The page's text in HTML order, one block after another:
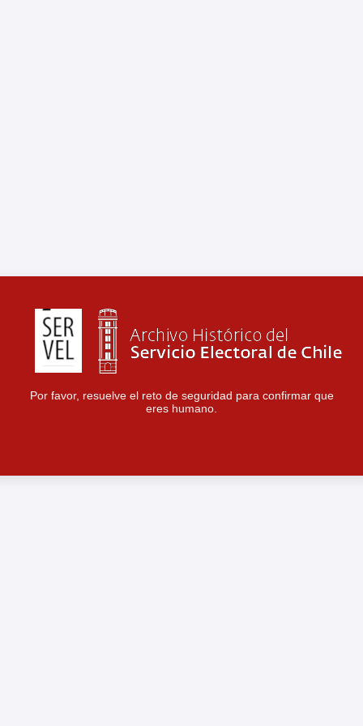
Por favor, resuelve el reto de seguridad para confirmar que
eres humano.